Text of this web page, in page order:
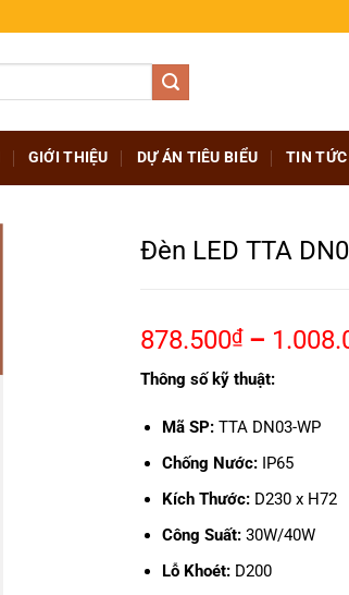
GIỚI THIỆU DỰ ÁN TIÊU BIỂU TIN TỨC
Đèn LED TTA
878.500₫–
Thông số kỹ thuật:
Mã SP:TTA DN03-WP
Chống Nước:IP65
Kích Thước:D230 x H72
Công Suất:30W/40W
Lỗ Khoét:D200